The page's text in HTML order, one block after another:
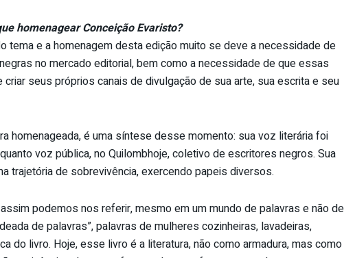
homenagear Conceição Evaristo?
tema e a homenagem desta edição muito se deve a necessidade de
no mercado editorial, bem como a necessidade de que essas
seus próprios canais de divulgação de sua arte, sua escrita e seu
homenageada, é uma síntese desse momento: sua voz literária foi
voz pública, no Quilombhoje, coletivo de escritores negros. Sua
trajetória de sobrevivência, exercendo papeis diversos.
podemos nos referir, mesmo em um mundo de palavras e não de
de palavras”, palavras de mulheres cozinheiras, lavadeiras,
do livro. Hoje, esse livro é a literatura, não como armadura, mas como